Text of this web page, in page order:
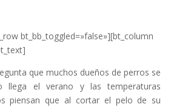
bt_bb_toggled=»false»][bt_column
que muchos dueños de perros se
llega el verano y las temperaturas
piensan que al cortar el pelo de su